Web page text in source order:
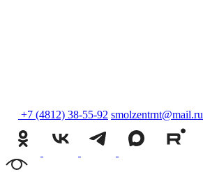
+7 (4812) 38-55-92 smolzentrnt@mail.ru